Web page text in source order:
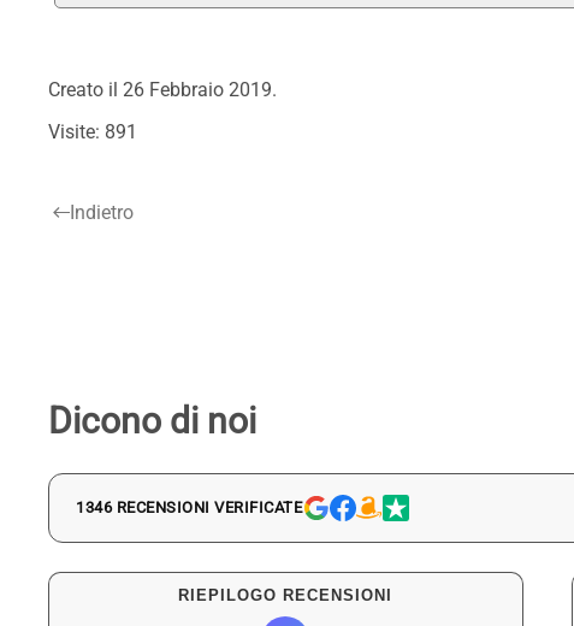
Creato il 26 Febbraio 2019.
Visite: 891
Indietro
Dicono di noi
1346 RECENSIONI VERIFICATE
RIEPILOGO RECENSIONI